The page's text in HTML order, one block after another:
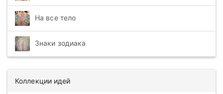
На все тело
Знаки зодиака
Коллекции идей